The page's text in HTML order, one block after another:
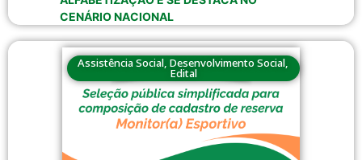
CENÁRIO NACIONAL
Assistência Social,Desenvolvimento Social,
Edital